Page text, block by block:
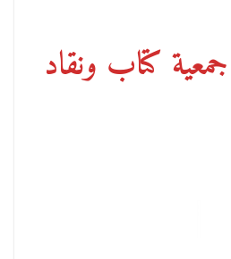
كتاب ونقاد